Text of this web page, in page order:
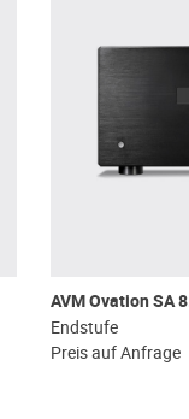
AVM Ovation SA
Endstufe
Preis auf Anfrage